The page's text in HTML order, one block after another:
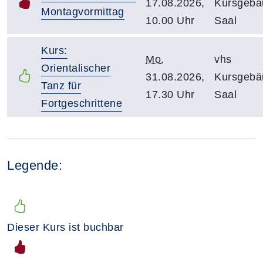
Montagvormittag
17.08.2026,
10.00 Uhr
Saal
Kurs:
Orientalischer
Tanz für
Fortgeschrittene
Mo.
31.08.2026,
17.30 Uhr
vhs
Saal
Legende:
Dieser Kurs ist buchbar